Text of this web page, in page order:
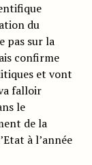
du
pas sur la
confirme
et vont
falloir
le
de la
à l’année